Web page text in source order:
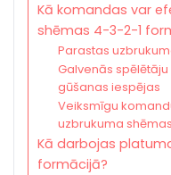
Kā komandas var
shēmas 4-3-2-1
Parastas
Galvenās
gūšanas iespējas
Veiksmīgu
uzbrukuma
Kā darbojas
formācijā?